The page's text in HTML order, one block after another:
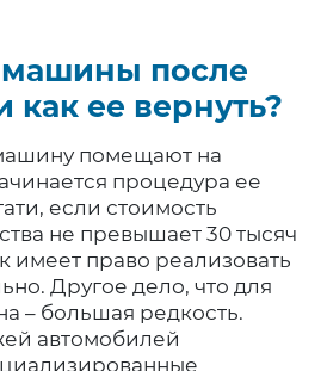
машины после
как ее вернуть?
помещают на
процедура ее
если стоимость
не превышает 30 тысяч
имеет право реализовать
Другое дело, что для
– большая редкость.
автомобилей